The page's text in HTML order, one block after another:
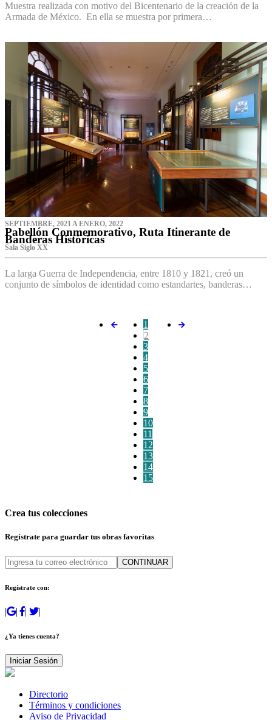
Muestra realizada con motivo del Bicentenario de la creación de la
Armada de México. En ella se muestra por primera…
SEPTIEMBRE, 2021 A ENERO, 2022
Pabellón Conmemorativo, Ruta Itinerante de
Banderas Históricas
Sala Siglo XX
La larga Guerra de Independencia, entre 1810 y 1821, creó un
conjunto de símbolos de identidad como estandartes, banderas…
1
2
3
4
5
6
7
8
9
10
11
12
13
14
15
Crea tus colecciones
Regístrate para guardar tus obras favoritas
CONTINUAR
Regístrate con:
| | | |
¿Ya tienes cuenta?
Iniciar Sesión
Directorio
Términos y condiciones
Aviso de Privacidad